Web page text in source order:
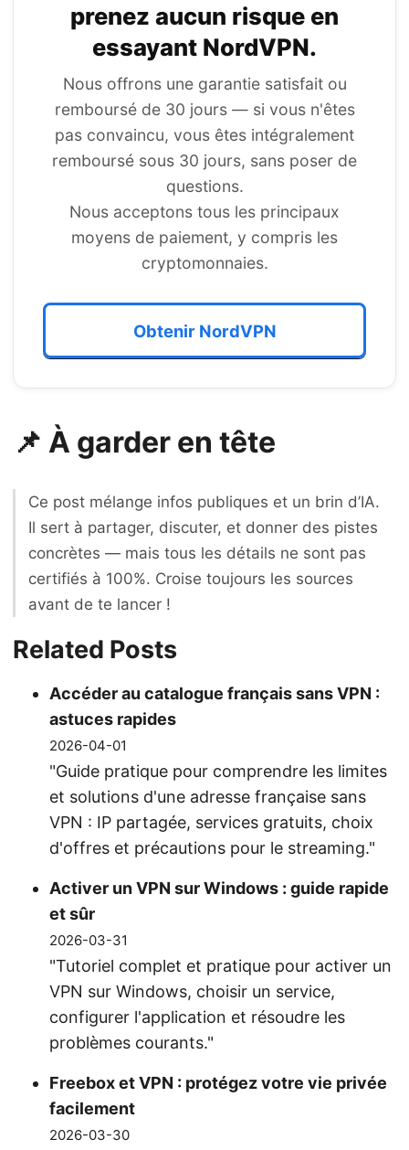
prenez aucun risque en
essayant NordVPN.
Nous offrons une garantie satisfait ou
remboursé de 30 jours — si vous n'êtes
pas convaincu, vous êtes intégralement
remboursé sous 30 jours, sans poser de
questions.
Nous acceptons tous les principaux
moyens de paiement, y compris les
cryptomonnaies.
Obtenir NordVPN
📌 À garder en tête
Ce post mélange infos publiques et un brin d’IA.
Il sert à partager, discuter, et donner des pistes
concrètes — mais tous les détails ne sont pas
certifiés à 100%. Croise toujours les sources
avant de te lancer !
Related Posts
Accéder au catalogue français sans VPN :
astuces rapides
2026-04-01
"Guide pratique pour comprendre les limites
et solutions d'une adresse française sans
VPN : IP partagée, services gratuits, choix
d'offres et précautions pour le streaming."
Activer un VPN sur Windows : guide rapide
et sûr
2026-03-31
"Tutoriel complet et pratique pour activer un
VPN sur Windows, choisir un service,
configurer l'application et résoudre les
problèmes courants."
Freebox et VPN : protégez votre vie privée
facilement
2026-03-30